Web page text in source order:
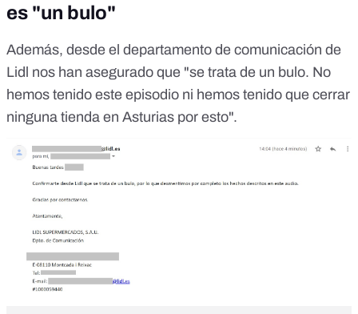
es "un bulo"
Además, desde el departamento de comunicación de
Lidl nos han asegurado que "se trata de un bulo. No
hemos tenido este episodio ni hemos tenido que cerrar
ninguna tienda en Asturias por esto".